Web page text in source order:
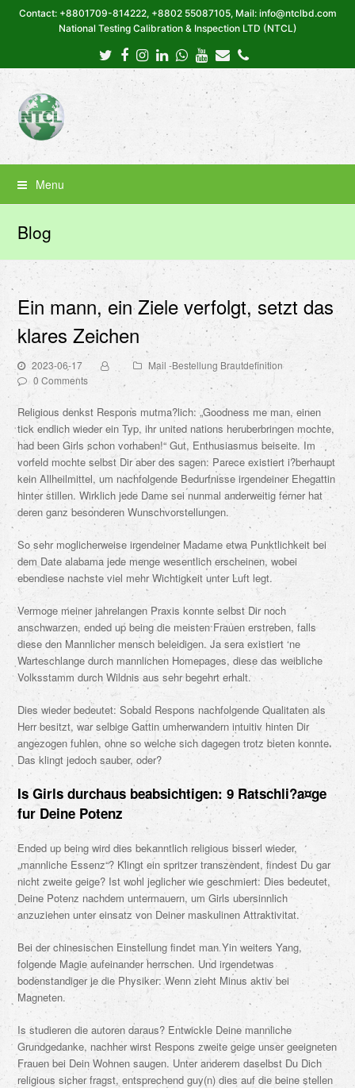
Contact: +8801709-814222, +8802 55087105, Mail: info@ntclbd.com
National Testing Calibration & Inspection LTD (NTCL)
Twitter
Facebook
Instagram
LinkedIn
Whatsapp
Youtube
EmailPhone
Menu
Blog
Ein mann, ein Ziele verfolgt, setzt das
klares Zeichen
2023-06-17
Mail -Bestellung Brautdefinition
0 Comments
Religious denkst Respons mutma?lich: „Goodness me man, einen
tick endlich wieder ein Typ, ihr united nations heruberbringen mochte,
had been Girls schon vorhaben!“ Gut, Enthusiasmus beiseite. Im
vorfeld mochte selbst Dir aber des sagen: Parece existiert i?berhaupt
kein Allheilmittel, um nachfolgende Bedurfnisse irgendeiner Ehegattin
hinter stillen. Wirklich jede Dame sei nunmal anderweitig ferner hat
deren ganz besonderen Wunschvorstellungen.
So sehr moglicherweise irgendeiner Madame etwa Punktlichkeit bei
dem Date alabama jede menge wesentlich erscheinen, wobei
ebendiese nachste viel mehr Wichtigkeit unter Luft legt.
Vermoge meiner jahrelangen Praxis konnte selbst Dir noch
anschwarzen, ended up being die meisten Frauen erstreben, falls
diese den Mannlicher mensch beleidigen. Ja sera existiert ‘ne
Warteschlange durch mannlichen Homepages, diese das weibliche
Volksstamm durch Wildnis aus sehr begehrt erhalt.
Dies wieder bedeutet: Sobald Respons nachfolgende Qualitaten als
Herr besitzt, war selbige Gattin umherwandern intuitiv hinten Dir
angezogen fuhlen, ohne so welche sich dagegen trotz bieten konnte.
Das klingt jedoch sauber, oder?
Is Girls durchaus beabsichtigen: 9 Ratschli?a¤ge
fur Deine Potenz
Ended up being wird dies bekanntlich religious bisserl wieder,
„mannliche Essenz“? Klingt ein spritzer transzendent, findest Du gar
nicht zweite geige? Ist wohl jeglicher wie geschmiert: Dies bedeutet,
Deine Potenz nachdem untermauern, um Girls ubersinnlich
anzuziehen unter einsatz von Deiner maskulinen Attraktivitat.
Bei der chinesischen Einstellung findet man Yin weiters Yang,
folgende Magie aufeinander herrschen. Und irgendetwas
bodenstandiger je die Physiker: Wenn zieht Minus aktiv bei
Magneten.
Is studieren die autoren daraus? Entwickle Deine mannliche
Grundgedanke, nachher wirst Respons zweite geige unser geeigneten
Frauen bei Dein Wohnen saugen. Unter anderem daselbst Du Dich
religious sicher fragst, entsprechend guy(n) dies auf die beine stellen